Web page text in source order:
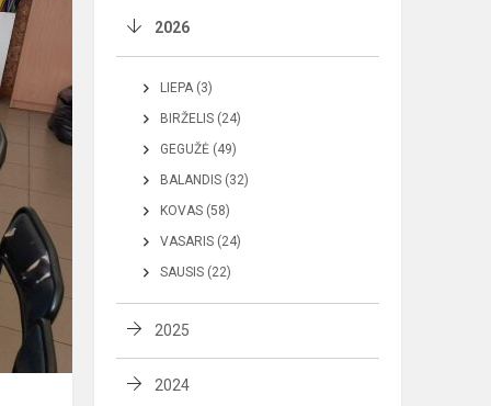
2026
LIEPA (3)
BIRŽELIS (24)
GEGUŽĖ (49)
BALANDIS (32)
KOVAS (58)
VASARIS (24)
SAUSIS (22)
2025
2024